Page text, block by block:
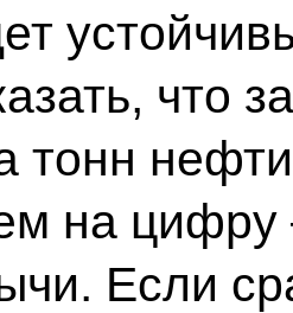
что
тонн
на цифру
Если